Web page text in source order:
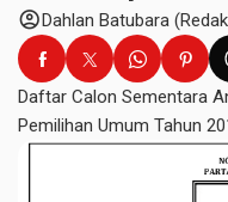
account_circleDahlan Batubara
Daftar Calon Sementara
Pemilihan Umum Tahun